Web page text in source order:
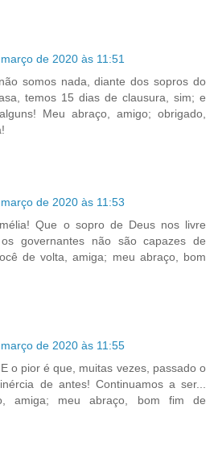
de 2020 às 11:51
somos nada, diante dos sopros do
temos 15 dias de clausura, sim; e
Meu abraço, amigo; obrigado,
de 2020 às 11:53
Que o sopro de Deus nos livre
governantes não são capazes de
de volta, amiga; meu abraço, bom
de 2020 às 11:55
o pior é que, muitas vezes, passado o
de antes! Continuamos a ser...
amiga; meu abraço, bom fim de